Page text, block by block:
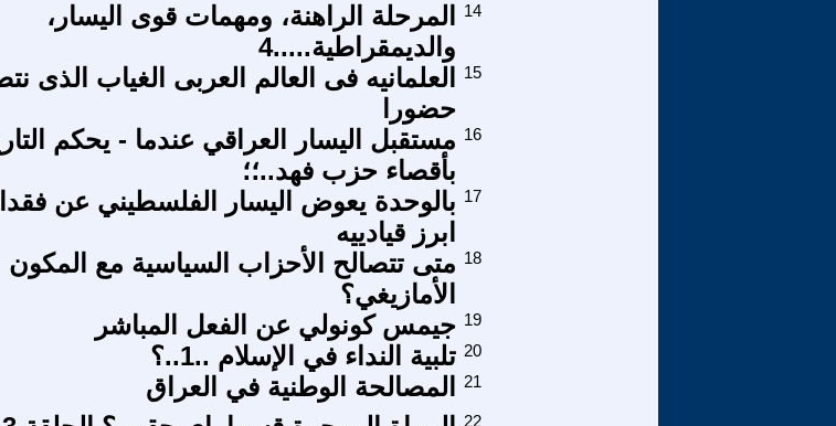
المرحلة الراهنة، ومهمات قوى اليسار،
والديمقراطية.....4
14
العلمانيه فى العالم العربى الغياب الذى
حضورا
15
مستقبل اليسار العراقي عندما - يحكم
بأقصاء حزب فهد..؛؛
16
بالوحدة يعوض اليسار الفلسطيني عن
ابرز قيادييه
17
متى تتصالح الأحزاب السياسية مع المكون
الأمازيغي؟
18
جيمس كونولي عن الفعل المباشر 19
تلبية النداء في الإسلام ..1..؟ 20
المصالحة الوطنية في العراق 21
22